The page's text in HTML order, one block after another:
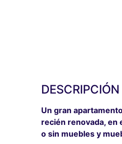
Un gran
recién renovada, en
o sin muebles y